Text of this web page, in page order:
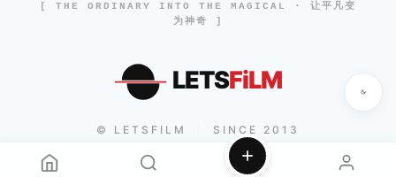
[ THE ORDINARY INTO THE MAGICAL · 让平凡变
为神奇 ]
LETSFiLM
© LETSFILM SINCE 2013